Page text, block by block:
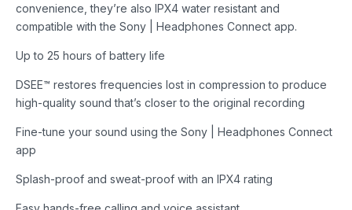
convenience, they’re also IPX4 water resistant and
compatible with the Sony | Headphones Connect app.
Up to 25 hours of battery life
DSEE™ restores frequencies lost in compression to produce
high-quality sound that’s closer to the original recording
Fine-tune your sound using the Sony | Headphones Connect
app
Splash-proof and sweat-proof with an IPX4 rating